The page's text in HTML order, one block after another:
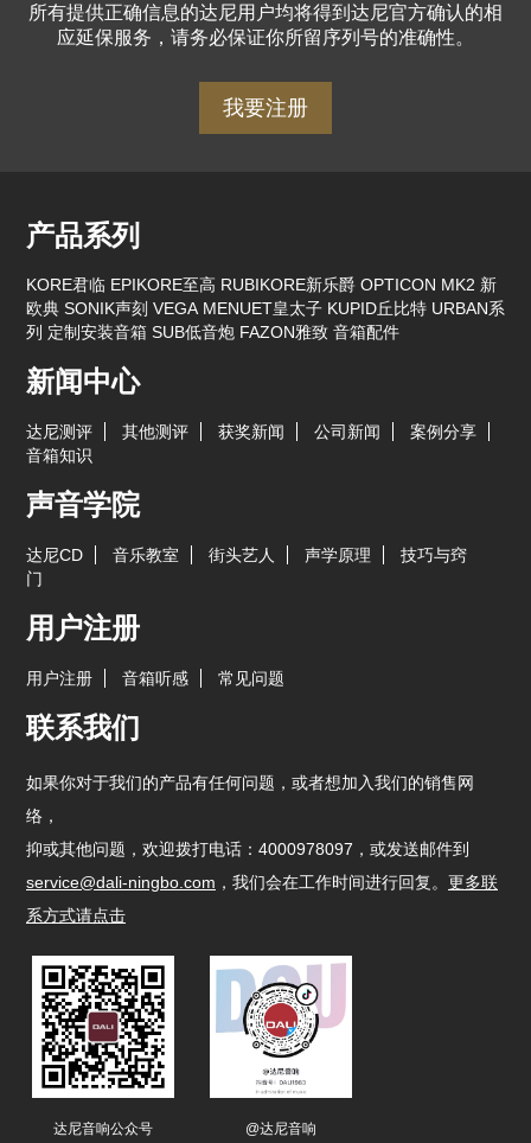
所有提供正确信息的达尼用户均将得到达尼官方确认的相
应延保服务，请务必保证你所留序列号的准确性。
我要注册
产品系列
KORE君临 EPIKORE至高 RUBIKORE新乐爵 OPTICON MK2 新
欧典 SONIK声刻 VEGA MENUET皇太子 KUPID丘比特 URBAN系
列 定制安装音箱 SUB低音炮 FAZON雅致 音箱配件
新闻中心
达尼测评 其他测评 获奖新闻 公司新闻
案例分享
音箱知识
声音学院
达尼CD 音乐教室 街头艺人 声学原理
技巧与窍
门
用户注册
用户注册 音箱听感 常见问题
联系我们
如果你对于我们的产品有任何问题，或者想加入我们的销售网
络，
抑或其他问题，欢迎拨打电话：4000978097，或发送邮件到
service@dali-ningbo.com ，我们会在工作时间进行回复。 更多联
系方式请点击
达尼音响公众号 @达尼音响